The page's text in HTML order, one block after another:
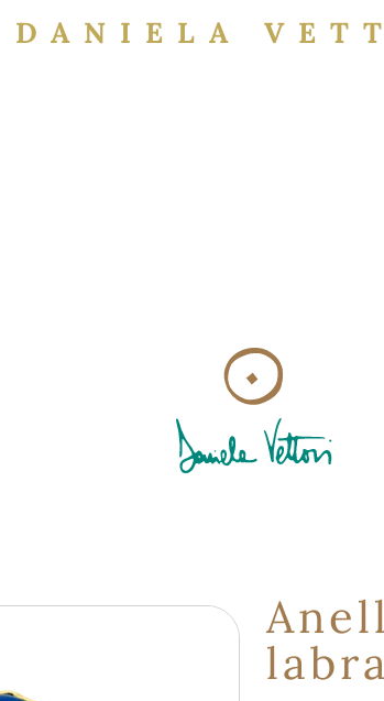
DANIELA